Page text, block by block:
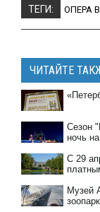
ТЕГИ: ОПЕРА
ЧИТАЙТЕ
Сезон
ночь
С 29
Музей